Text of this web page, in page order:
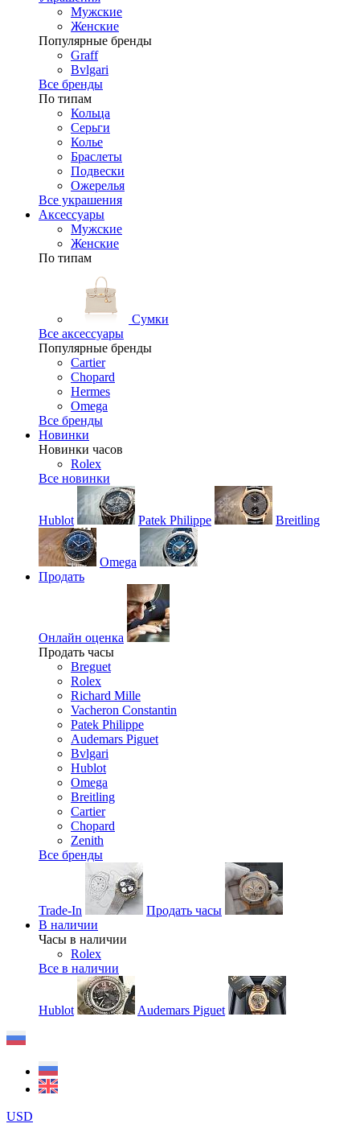
Мужские
Женские
Популярные бренды
Graff
Bvlgari
Все бренды
По типам
Кольца
Серьги
Колье
Браслеты
Подвески
Ожерелья
Все украшения
Аксессуары
Мужские
Женские
По типам
Сумки
Все аксессуары
Популярные бренды
Cartier
Chopard
Hermes
Omega
Все бренды
Новинки
Новинки часов
Rolex
Все новинки
Hublot Patek Philippe Breitling
Omega
Продать
Онлайн оценка
Продать часы
Breguet
Rolex
Richard Mille
Vacheron Constantin
Patek Philippe
Audemars Piguet
Bvlgari
Hublot
Omega
Breitling
Cartier
Chopard
Zenith
Все бренды
Trade-In
Продать часы
В наличии
Часы в наличии
Rolex
Все в наличии
Hublot Audemars Piguet
USD